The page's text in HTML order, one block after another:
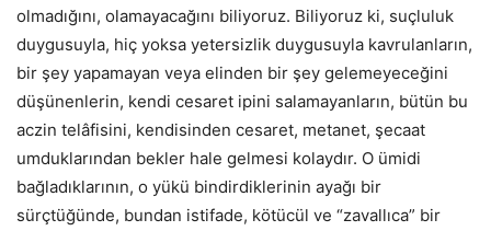
olmadığını, olamayacağını biliyoruz. Biliyoruz ki, suçluluk
duygusuyla, hiç yoksa yetersizlik duygusuyla kavrulanların,
bir şey yapamayan veya elinden bir şey gelemeyeceğini
düşünenlerin, kendi cesaret ipini salamayanların, bütün bu
aczin telâfisini, kendisinden cesaret, metanet, şecaat
umduklarından bekler hale gelmesi kolaydır. O ümidi
bağladıklarının, o yükü bindirdiklerinin ayağı bir
sürçtüğünde, bundan istifade, kötücül ve “zavallıca” bir